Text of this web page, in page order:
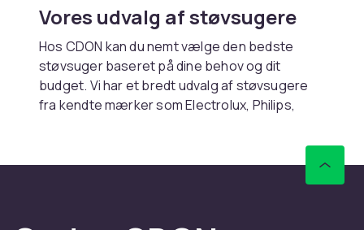
Vores udvalg af støvsugere
Hos CDON kan du nemt vælge den bedste
støvsuger baseret på dine behov og dit
budget. Vi har et bredt udvalg af støvsugere
fra kendte mærker som Electrolux, Philips,
hjælp i din søgning, kan du sortere efter pris,
popularitet, nyheder eller anmeldelser fra